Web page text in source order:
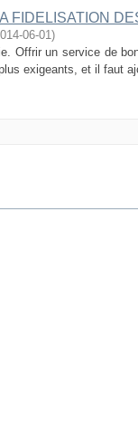
FIDELISATION
06-01)
Offrir un service de
exigeants, et il faut